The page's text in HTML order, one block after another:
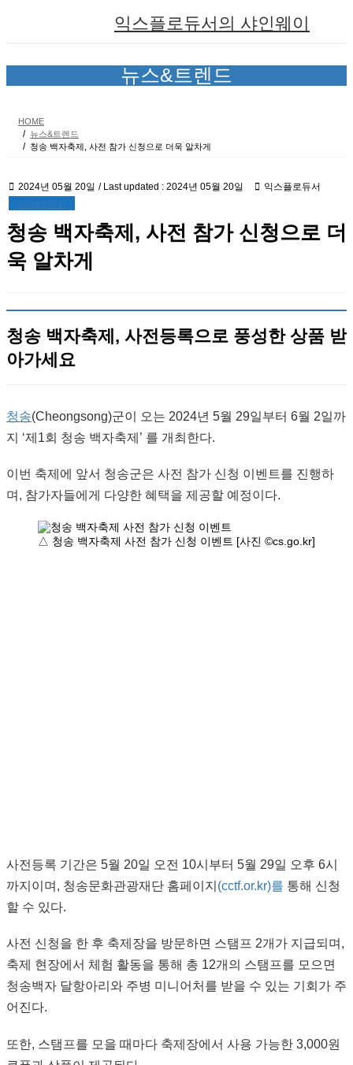
익스플로듀서의 샤인웨이
뉴스&트렌드
HOME
뉴스&트렌드
청송 백자축제, 사전 참가 신청으로 더욱 알차게
2024년 05월 20일 / Last updated : 2024년 05월 20일 익스플로듀서
청송 백자축제, 사전 참가 신청으로 더
욱 알차게
청송 백자축제, 사전등록으로 풍성한 상품 받
아가세요
청송(Cheongsong)군이 오는 2024년 5월 29일부터 6월 2일까
지 ‘제1회 청송 백자축제’ 를 개최한다.
이번 축제에 앞서 청송군은 사전 참가 신청 이벤트를 진행하
며, 참가자들에게 다양한 혜택을 제공할 예정이다.
△ 청송 백자축제 사전 참가 신청 이벤트 [사진 ©cs.go.kr]
사전등록 기간은 5월 20일 오전 10시부터 5월 29일 오후 6시
까지이며, 청송문화관광재단 홈페이지 (cctf.or.kr)를 통해 신청
할 수 있다.
사전 신청을 한 후 축제장을 방문하면 스탬프 2개가 지급되며,
축제 현장에서 체험 활동을 통해 총 12개의 스탬프를 모으면
청송백자 달항아리와 주병 미니어처를 받을 수 있는 기회가 주
어진다.
또한, 스탬프를 모을 때마다 축제장에서 사용 가능한 3,000원